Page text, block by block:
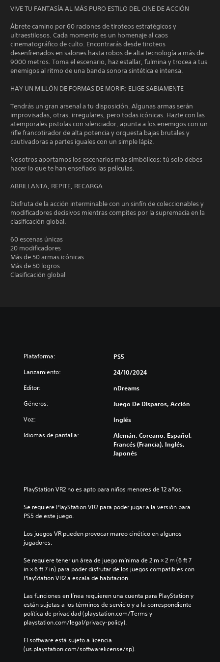
VIVE TU FANTASÍA AL MÁS PURO ESTILO DEL CINE DE ACCIÓN
Ábrete camino por 60 raciones de tiroteos estratégicos y
ultraestilosos. Cada momento es un homenaje al caos
cinematográfico de culto. Encontrarás desde tiroteos
desenfrenados en salones hasta robos de alta tecnología a más de
9000 metros. Toma el escenario, haz estallar, fulmina y trocea a tus
enemigos al ritmo de una banda sonora sintética e intensa.
HAY UN MILLÓN DE FORMAS DE MORIR: ELIGE SABIAMENTE
Tendrás un gran arsenal a tu disposición. Algunas armas serán
improvisadas, otras, irregulares, pero todas icónicas. Hazte con las
atemporales pistolas con silenciador, apunta a los enemigos con un
rifle francotirador de alta potencia y orquesta bajas brutales y
cautivadoras a partes iguales con un simple lápiz.
Nosotros aportamos los escenarios más simbólicos: tú solo debes
hacer lo que te han enseñado las películas.
ABRILLANTA, REPITE, RECARGA
Disfruta de la acción interminable con un sinfín de coleccionables y
modificadores decisivos mientras compites por la supremacía en la
clasificación global.
60 escenas únicas
20 modificadores
Más de 50 armas icónicas
Más de 50 logros
Clasificación global
Plataforma: PS5
Lanzamiento: 24/10/2024
Editor: nDreams
Géneros: Juego De Disparos, Acción
Voz: Inglés
Idiomas de pantalla:
Alemán, Coreano, Español,
Francés (Francia), Inglés,
Japonés
PlayStation VR2 no es apto para niños menores de 12 años.
Se requiere PlayStation VR2 para poder jugar a la versión para
PS5 de este juego.
Los juegos VR pueden provocar mareo cinético en algunos
jugadores.
Se requiere tener un área de juego mínima de 2 m × 2 m (6 ft 7
in × 6 ft 7 in) para poder disfrutar de los juegos compatibles con
PlayStation VR2 a escala de habitación.
Las funciones en línea requieren una cuenta para PlayStation y
están sujetas a los términos de servicio y a la correspondiente
política de privacidad (playstation.com/Terms y
playstation.com/legal/privacy-policy).
El software está sujeto a licencia
(us.playstation.com/softwarelicense/sp).